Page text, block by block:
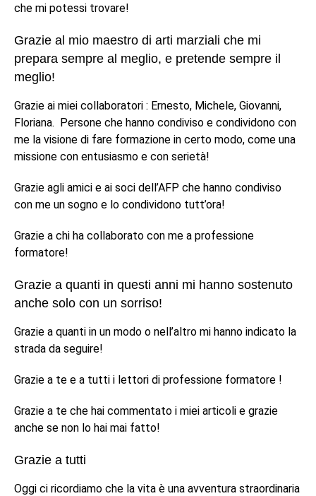
che mi potessi trovare!
Grazie al mio maestro di arti marziali che mi
prepara sempre al meglio, e pretende sempre il
meglio!
Grazie ai miei collaboratori : Ernesto, Michele, Giovanni,
Floriana. Persone che hanno condiviso e condividono con
me la visione di fare formazione in certo modo, come una
missione con entusiasmo e con serietà!
Grazie agli amici e ai soci dell’AFP che hanno condiviso
con me un sogno e lo condividono tutt’ora!
Grazie a chi ha collaborato con me a professione
formatore!
Grazie a quanti in questi anni mi hanno sostenuto
anche solo con un sorriso!
Grazie a quanti in un modo o nell’altro mi hanno indicato la
strada da seguire!
Grazie a te e a tutti i lettori di professione formatore !
Grazie a te che hai commentato i miei articoli e grazie
anche se non lo hai mai fatto!
Grazie a tutti
Oggi ci ricordiamo che la vita è una avventura straordinaria